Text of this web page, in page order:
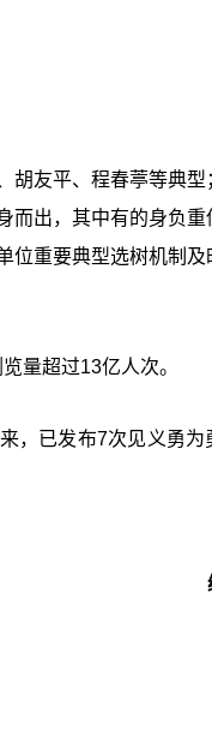
胡友平、程春葶等典型
而出，其中有的身负重
重要典型选树机制及
量超过13亿人次。
，已发布7次见义勇为